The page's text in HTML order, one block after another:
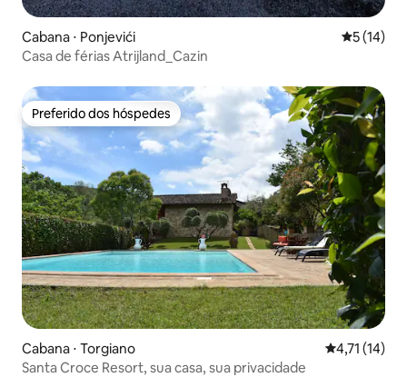
Cabana ⋅ Ponjevići 5 de uma
5 (14)
Casa de férias Atrijland_Cazin
Preferido dos hóspedes
Preferido dos hóspedes
Cabana ⋅ Torgiano 4,71 de uma
4,71 (14)
Santa Croce Resort, sua casa, sua privacidade